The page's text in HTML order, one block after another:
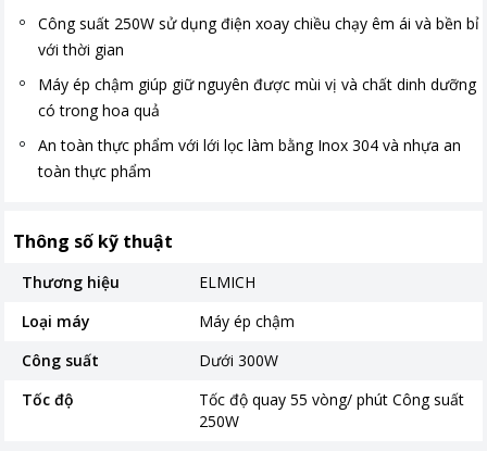
Công suất 250W sử dụng điện xoay chiều chạy êm ái và bền bỉ
với thời gian
Máy ép chậm giúp giữ nguyên được mùi vị và chất dinh dưỡng
có trong hoa quả
An toàn thực phẩm với lới lọc làm bằng Inox 304 và nhựa an
toàn thực phẩm
Thông số kỹ thuật
Thương hiệu
ELMICH
Loại máy
Máy ép chậm
Công suất
Dưới 300W
Tốc độ
Tốc độ quay 55 vòng/ phút Công suất
250W